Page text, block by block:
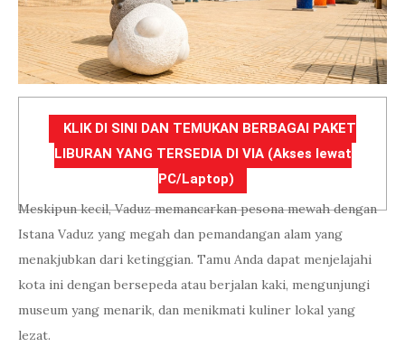
KLIK DI SINI DAN TEMUKAN BERBAGAI PAKET
LIBURAN YANG TERSEDIA DI VIA (Akses lewat
PC/Laptop)
Meskipun kecil, Vaduz memancarkan pesona mewah dengan
Istana Vaduz yang megah dan pemandangan alam yang
menakjubkan dari ketinggian. Tamu Anda dapat menjelajahi
kota ini dengan bersepeda atau berjalan kaki, mengunjungi
museum yang menarik, dan menikmati kuliner lokal yang
lezat.